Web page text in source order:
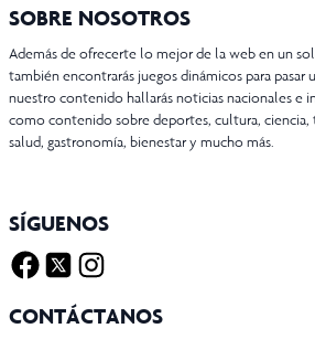
SOBRE NOSOTROS
Además de ofrecerte lo mejor de la web en un
también encontrarás juegos dinámicos para pasar
nuestro contenido hallarás noticias nacionales e
como contenido sobre deportes, cultura, ciencia,
salud, gastronomía, bienestar y mucho más.
SÍGUENOS
CONTÁCTANOS